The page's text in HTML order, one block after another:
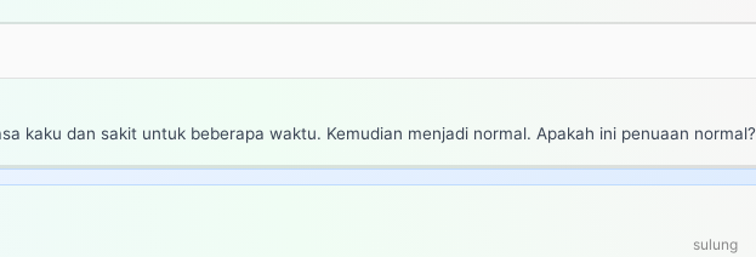
kaku dan sakit untuk beberapa waktu. Kemudian menjadi normal. Apakah ini penuaan normal?
sulung